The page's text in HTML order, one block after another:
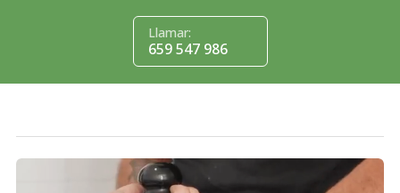
Llamar:
659 547 986